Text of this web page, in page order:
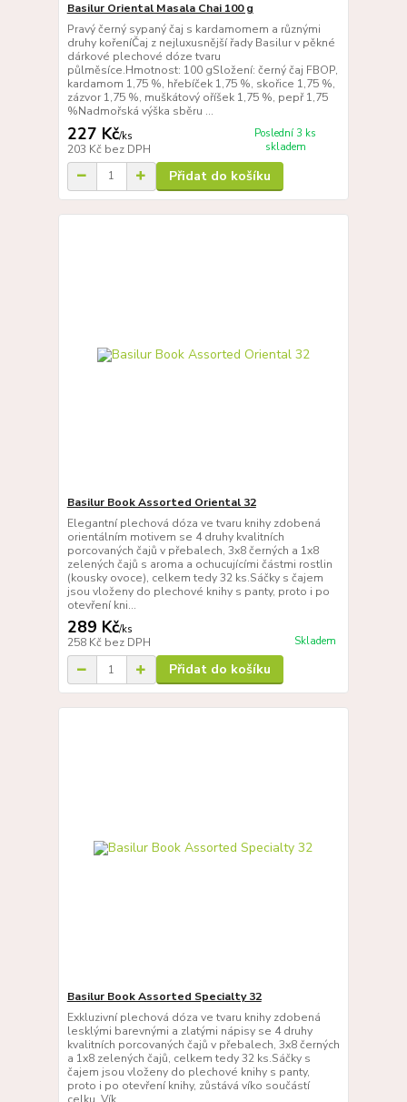
Basilur Oriental Masala Chai 100 g
Pravý černý sypaný čaj s kardamomem a různými
druhy kořeníČaj z nejluxusnější řady Basilur v pěkné
dárkové plechové dóze tvaru
půlměsíce.Hmotnost: 100 gSložení: černý čaj FBOP,
kardamom 1,75 %, hřebíček 1,75 %, skořice 1,75 %,
zázvor 1,75 %, muškátový oříšek 1,75 %, pepř 1,75
%Nadmořská výška sběru ...
227 Kč/ks
203 Kč bez DPH
Poslední 3 ks
skladem
Přidat do košíku
Basilur Book Assorted Oriental 32
Elegantní plechová dóza ve tvaru knihy zdobená
orientálním motivem se 4 druhy kvalitních
porcovaných čajů v přebalech, 3x8 černých a 1x8
zelených čajů s aroma a ochucujícími částmi rostlin
(kousky ovoce), celkem tedy 32 ks.Sáčky s čajem
jsou vloženy do plechové knihy s panty, proto i po
otevření kni...
289 Kč/ks
258 Kč bez DPH Skladem
Přidat do košíku
Basilur Book Assorted Specialty 32
Exkluzivní plechová dóza ve tvaru knihy zdobená
lesklými barevnými a zlatými nápisy se 4 druhy
kvalitních porcovaných čajů v přebalech, 3x8 černých
a 1x8 zelených čajů, celkem tedy 32 ks.Sáčky s
čajem jsou vloženy do plechové knihy s panty,
proto i po otevření knihy, zůstává víko součástí
celku. Vík...